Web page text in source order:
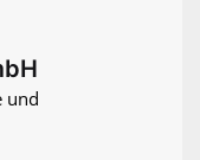
und